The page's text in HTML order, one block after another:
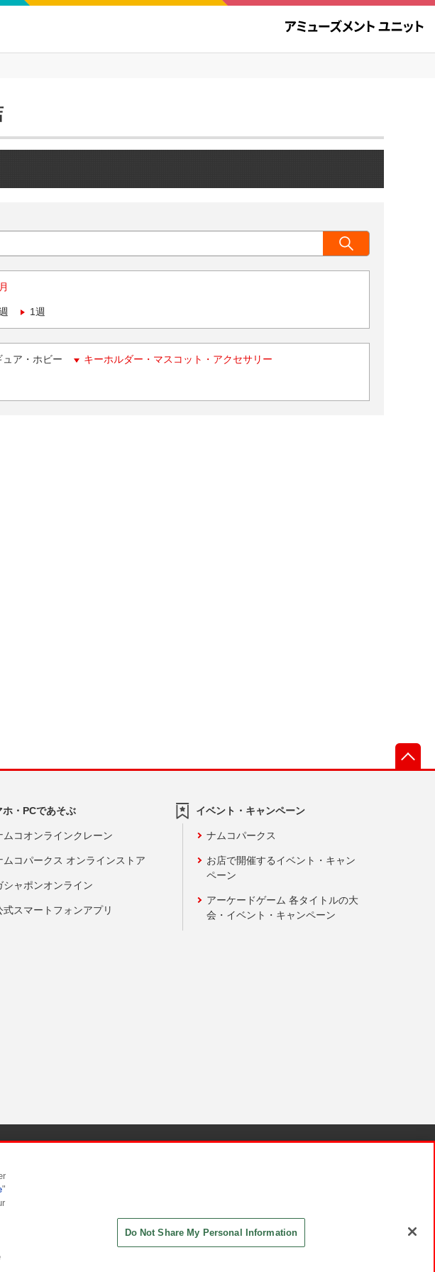
1週
ュア・ホビー キーホルダー・マスコット・アクセサリー
ホ・PCであそぶ
ムコオンラインクレーン
ムコパークス オンラインストア
シャポンオンライン
式スマートフォンアプリ
イベント・キャンペーン
ナムコパークス
お店で開催するイベント・キャン
ペーン
アーケードゲーム 各タイトルの大
会・イベント・キャンペーン
"
Do Not Share My Personal Information